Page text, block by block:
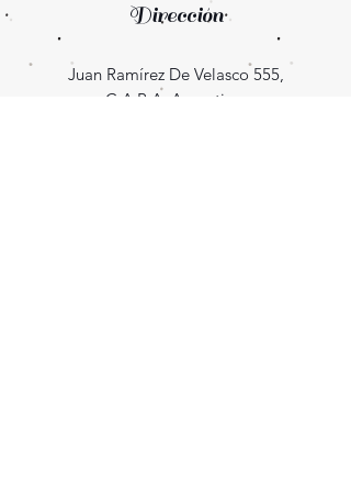
Dirección
Juan Ramírez De Velasco 555,
C.A.B.A. Argentina.